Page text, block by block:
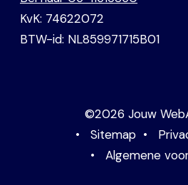
KvK: 74622072
BTW-id: NL859971715B01
©2026 Jouw
•
Sitemap •
•
Algemene